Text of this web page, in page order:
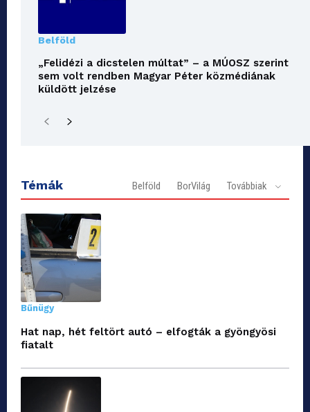
Belföld
„Felidézi a dicstelen múltat” – a MÚOSZ szerint
sem volt rendben Magyar Péter közmédiának
küldött jelzése
Témák Belföld BorVilág Továbbiak
Bűnügy
Hat nap, hét feltört autó – elfogták a gyöngyösi
fiatalt